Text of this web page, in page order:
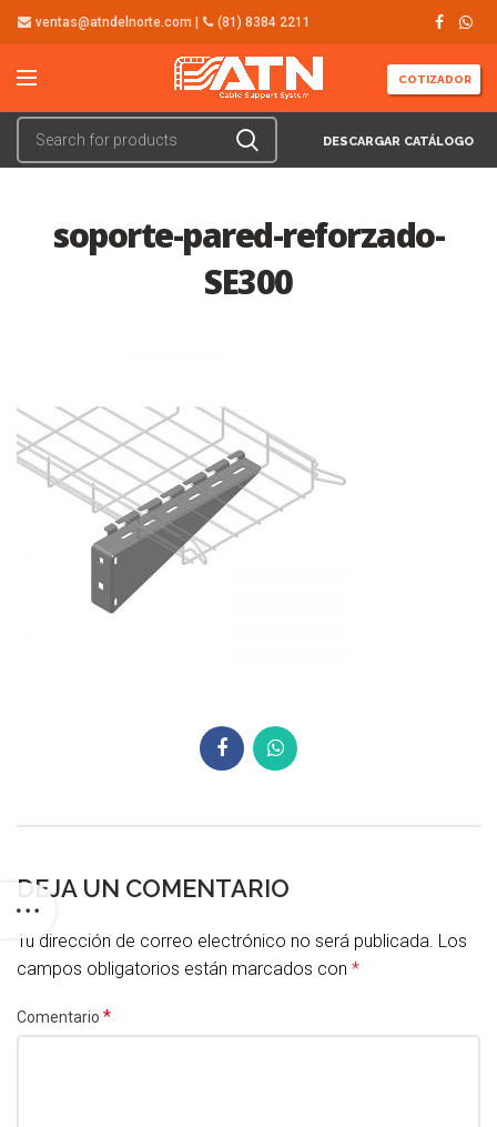
ventas@atndelnorte.com | (81) 8384 2211
COTIZADOR
DESCARGAR CATÁLOGO
soporte-pared-reforzado-
SE300
DEJA UN COMENTARIO
Tu dirección de correo electrónico no será publicada. Los
campos obligatorios están marcados con *
Comentario *